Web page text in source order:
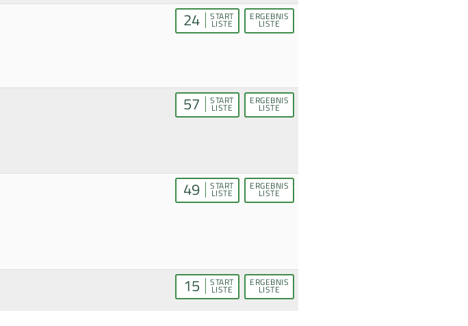
24 START
LISTE
ERGEBNIS
LISTE
57 START
LISTE
ERGEBNIS
LISTE
49 START
LISTE
ERGEBNIS
LISTE
15 START
LISTE
ERGEBNIS
LISTE